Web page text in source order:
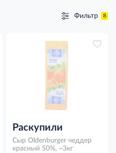
Фильтр 8
Раскупили
Сыр Oldenburger чеддер
красный 50%, ~3кг